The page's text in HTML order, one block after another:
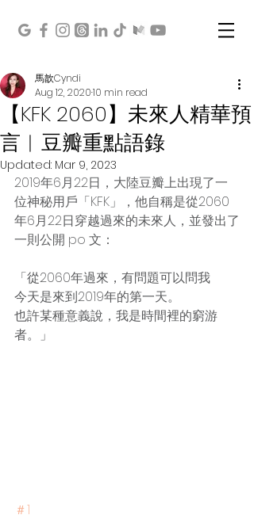
【KFK 2060】未來人精華預
言︱豆瓣重點語錄
馬歆Cyndi
Aug 12, 202010 min read
Updated: Mar 9, 2023
2019年6月22日，大陸豆瓣上出現了一
位神秘用戶「KFK」，他自稱是從2060
年6月22日穿越過來的未來人，並發出了
一則公開 po 文：
「從2060年過來，有問題可以問我
今天是來到2019年的第一天。
也許某種意義說，我是時間裡的窮游
者。」
＃1